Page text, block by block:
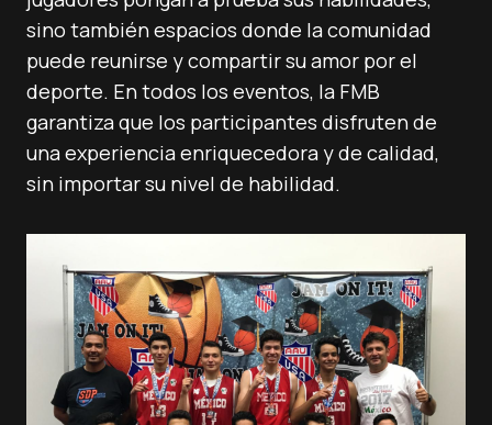
sino también espacios donde la comunidad
puede reunirse y compartir su amor por el
deporte. En todos los eventos, la FMB
garantiza que los participantes disfruten de
una experiencia enriquecedora y de calidad,
sin importar su nivel de habilidad.